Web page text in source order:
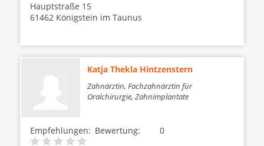
Hauptstraße 15
61462 Königstein im Taunus
Katja Thekla Hintzenstern
Zahnärztin, Fachzahnärztin für
Oralchirurgie, Zahnimplantate
Empfehlungen: 0
Bewertung: